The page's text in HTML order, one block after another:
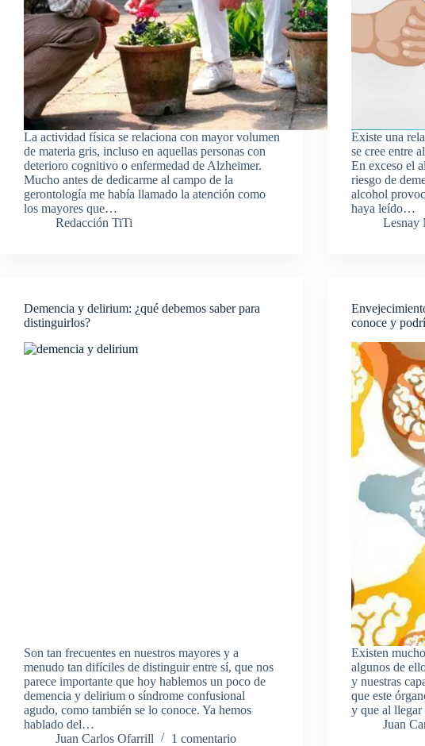
La actividad física se relaciona con mayor volumen
de materia gris, incluso en aquellas personas con
deterioro cognitivo o enfermedad de Alzheimer.
Mucho antes de dedicarme al campo de la
gerontología me había llamado la atención como
los mayores que…
Redacción TiTi
Existe una
se cree entre
En exceso el
riesgo de
alcohol
haya leído…
Lesnay
Demencia y delirium: ¿qué debemos saber para
distinguirlos?
Son tan frecuentes en nuestros mayores y a
menudo tan difíciles de distinguir entre sí, que nos
parece importante que hoy hablemos un poco de
demencia y delirium o síndrome confusional
agudo, como también se lo conoce. Ya hemos
hablado del…
Juan Carlos Ofarrill
1 comentario
conoce y
Existen
algunos de
y nuestras
que este
y que al
Juan